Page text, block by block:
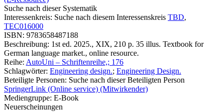
Suche nach dieser Systematik
Interessenkreis: Suche nach diesem Interessenskreis TBD,
TEC016000
ISBN: 9783658487188
Beschreibung: 1st ed. 2025., XIX, 210 p. 35 illus. Textbook for
German language market., online resource.
Reihe: AutoUni – Schriftenreihe,; 176
Schlagwörter: Engineering design.; Engineering Design.
Beteiligte Personen: Suche nach dieser Beteiligten Person
SpringerLink (Online service) (Mitwirkender)
Mediengruppe: E-Book
Neuerscheinungen